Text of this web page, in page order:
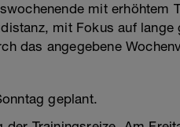
mit erhöhtem
mit Fokus auf lange
das angegebene
geplant.